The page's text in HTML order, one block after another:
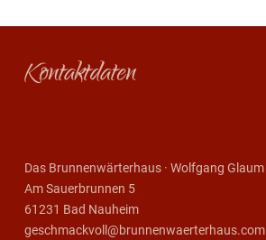
Footer sidebar
Kontaktdaten
Das Brunnenwärterhaus · Wolfgang Glaum
Am Sauerbrunnen 5
61231 Bad Nauheim
geschmackvoll@brunnenwaerterhaus.com